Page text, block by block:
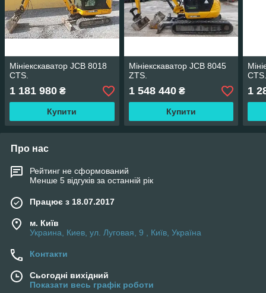
Мініекскаватор JCB 8018
CTS.
1 181 980 ₴
Купити
Мініекскаватор JCB 8045
ZTS.
1 548 440₴
Купити
1
Про нас
Рейтинг не сформований
Менше 5 відгуків за останній рік
Працює з 18.07.2017
м. Київ
Украина, Киев, ул. Луговая, 9 , Київ, Україна
Контакти
Сьогодні вихідний
Показати весь графік роботи